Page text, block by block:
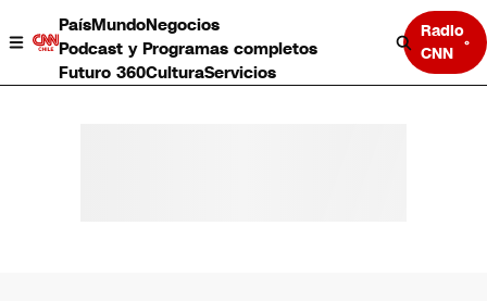
PaísMundoNegocios
Podcast y Programas completos
Futuro 360CulturaServicios
Radio
CNN